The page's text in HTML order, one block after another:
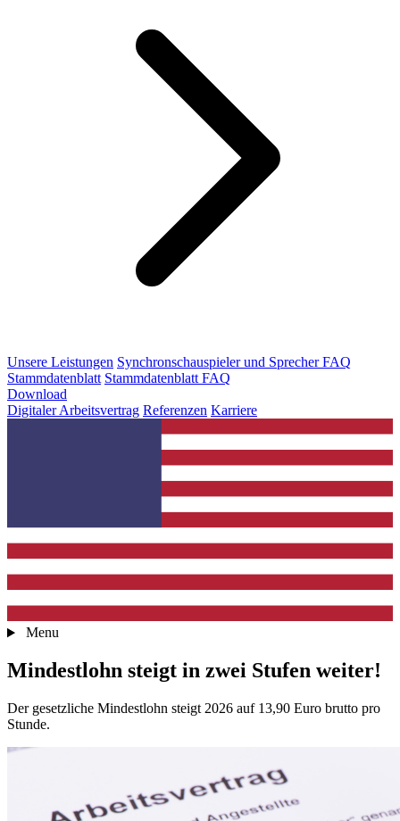
Unsere Leistungen Synchronschauspieler und Sprecher FAQ
Stammdatenblatt Stammdatenblatt FAQ
Download
Digitaler Arbeitsvertrag Referenzen Karriere
Menu
Mindestlohn steigt in zwei Stufen weiter!
Der gesetzliche Mindestlohn steigt 2026 auf 13,90 Euro brutto pro
Stunde.